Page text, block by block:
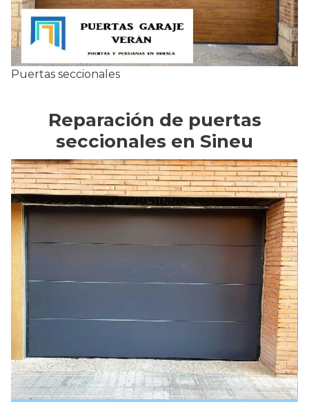
Puertas seccionales
Reparación de puertas
seccionales en Sineu